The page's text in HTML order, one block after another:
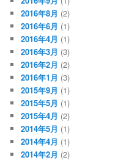
2016年8月 (2)
2016年6月 (1)
2016年4月 (1)
2016年3月 (3)
2016年2月 (2)
2016年1月 (3)
2015年9月 (1)
2015年5月 (1)
2015年4月 (2)
2014年5月 (1)
2014年4月 (1)
2014年2月 (2)